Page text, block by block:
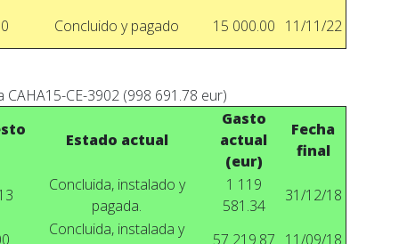
Concluido y pagado 15 000.00 11/11/22
CE-3902 (998 691.78 eur)
Estado actual
Gasto
actual
(eur)
Fecha
final
Concluida, instalado y
pagada.
1 119
581.34
31/12/18
Concluida, instalada y
57 219.87 11/09/18